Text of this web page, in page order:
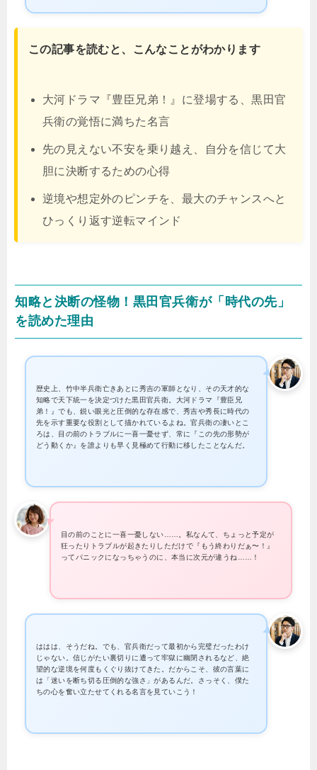
この記事を読むと、こんなことがわかります
大河ドラマ『豊臣兄弟！』に登場する、黒田官
兵衛の覚悟に満ちた名言
先の見えない不安を乗り越え、自分を信じて大
胆に決断するための心得
逆境や想定外のピンチを、最大のチャンスへと
ひっくり返す逆転マインド
知略と決断の怪物！黒田官兵衛が「時代の先」
を読めた理由
歴史上、竹中半兵衛亡きあとに秀吉の軍師となり、その天才的な
知略で天下統一を決定づけた黒田官兵衛。大河ドラマ『豊臣兄
弟！』でも、鋭い眼光と圧倒的な存在感で、秀吉や秀長に時代の
先を示す重要な役割として描かれているよね。官兵衛の凄いとこ
ろは、目の前のトラブルに一喜一憂せず、常に『この先の形勢が
どう動くか』を誰よりも早く見極めて行動に移したことなんだ。
目の前のことに一喜一憂しない……。私なんて、ちょっと予定が
狂ったりトラブルが起きたりしただけで『もう終わりだぁ〜！』
ってパニックになっちゃうのに、本当に次元が違うね……！
ははは、そうだね。でも、官兵衛だって最初から完璧だったわけ
じゃない。信じがたい裏切りに遭って牢獄に幽閉されるなど、絶
望的な逆境を何度もくぐり抜けてきた。だからこそ、彼の言葉に
は「迷いを断ち切る圧倒的な強さ」があるんだ。さっそく、僕た
ちの心を奮い立たせてくれる名言を見ていこう！